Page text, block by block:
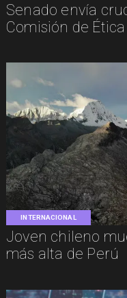
Senado envía
Comisión de Ética
INTERNACIONAL
Joven chileno
más alta de Perú